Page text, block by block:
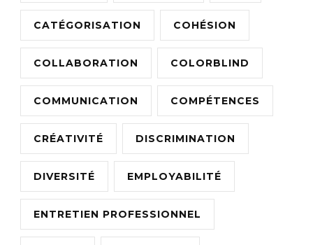
CATÉGORISATION COHÉSION
COLLABORATION COLORBLIND
COMMUNICATION COMPÉTENCES
CRÉATIVITÉ DISCRIMINATION
DIVERSITÉ EMPLOYABILITÉ
ENTRETIEN PROFESSIONNEL